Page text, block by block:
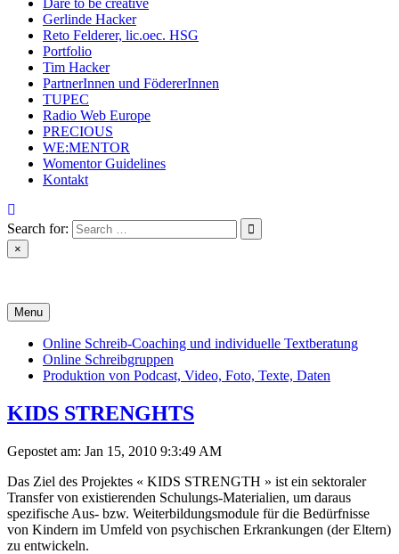
Dare to be creative
Gerlinde Hacker
Reto Felderer, lic.oec. HSG
Portfolio
Tim Hacker
PartnerInnen und FödererInnen
TUPEC
Radio Web Europe
PRECIOUS
WE:MENTOR
Womentor Guidelines
Kontakt
Search for:
×
Menu
Online Schreib-Coaching und individuelle Textberatung
Online Schreibgruppen
Produktion von Podcast, Video, Foto, Texte, Daten
KIDS STRENGHTS
Gepostet am: Jan 15, 2010 9:3:49 AM
Das Ziel des Projektes « KIDS STRENGTH » ist ein sektoraler
Transfer von existierenden Schulungs-Materialien, um daraus
spezifische Aus- bzw. Weiterbildungsmodule für die Bedürfnisse
von Kindern im Umfeld von psychischen Erkrankungen (der Eltern)
zu entwickeln.